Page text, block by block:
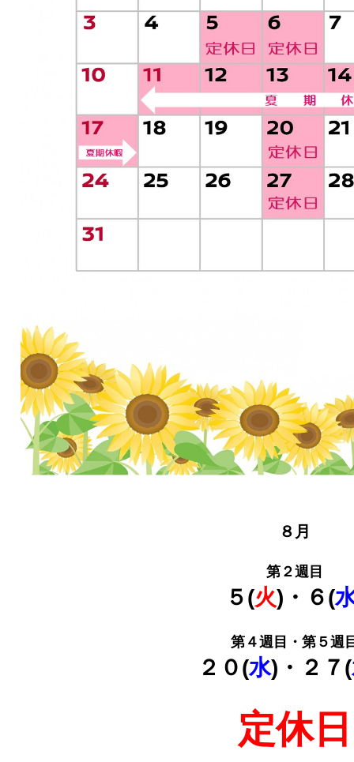
８月
第２週目
５(火)・６(
第４週目・第５週
２０(水)・２７(
定休日